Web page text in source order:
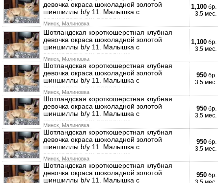
девочка окраса шоколадной золотой
шиншиллы b/y 11. Малышка с
великолепными породным
Минск, Малиновка
1,100 бр.
3.5 мес.
Шотландская короткошерстная клубная
девочка окраса шоколадной золотой
шиншиллы b/y 11. Малышка с
великолепными породным
Минск, Малиновка
1,100 бр.
3.5 мес.
Шотландская короткошерстная клубная
девочка окраса шоколадной золотой
шиншиллы b/y 11. Малышка с
великолепными породным
Минск, Малиновка
950 бр.
3.5 мес.
Шотландская короткошерстная клубная
девочка окраса шоколадной золотой
шиншиллы b/y 11. Малышка с
великолепными породным
Минск, Малиновка
950 бр.
3.5 мес.
Шотландская короткошерстная клубная
девочка окраса шоколадной золотой
шиншиллы b/y 11. Малышка с
великолепными породным
Минск, Малиновка
950 бр.
3.5 мес.
Шотландская короткошерстная клубная
девочка окраса шоколадной золотой
шиншиллы b/y 11. Малышка с
950 бр.